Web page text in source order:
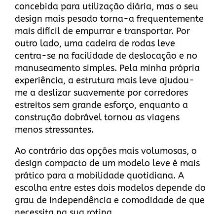
concebida para utilização diária, mas o seu
design mais pesado torna-a frequentemente
mais difícil de empurrar e transportar. Por
outro lado, uma cadeira de rodas leve
centra-se na facilidade de deslocação e no
manuseamento simples. Pela minha própria
experiência, a estrutura mais leve ajudou-
me a deslizar suavemente por corredores
estreitos sem grande esforço, enquanto a
construção dobrável tornou as viagens
menos stressantes.
Ao contrário das opções mais volumosas, o
design compacto de um modelo leve é mais
prático para a mobilidade quotidiana. A
escolha entre estes dois modelos depende do
grau de independência e comodidade de que